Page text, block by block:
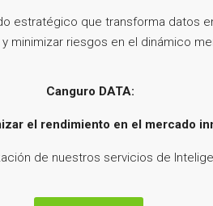
estratégico que transforma datos
minimizar riesgos en el dinámico
Canguro DATA:
el rendimiento en el mercado
de nuestros servicios de